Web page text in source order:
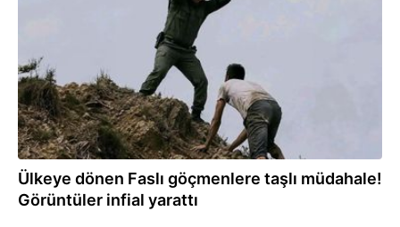
Ülkeye dönen Faslı göçmenlere taşlı müdahale!
Görüntüler infial yarattı